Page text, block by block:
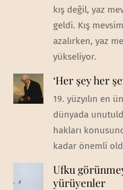
kış değil, yaz
geldi. Kış
azalırken, yaz
yükseliyor.
‘Her şey her
19. yüzyılın en
dünyada
hakları
kadar önemli
Ufku
yürüyenler